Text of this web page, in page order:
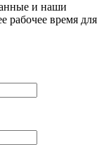
и наши
рабочее время для